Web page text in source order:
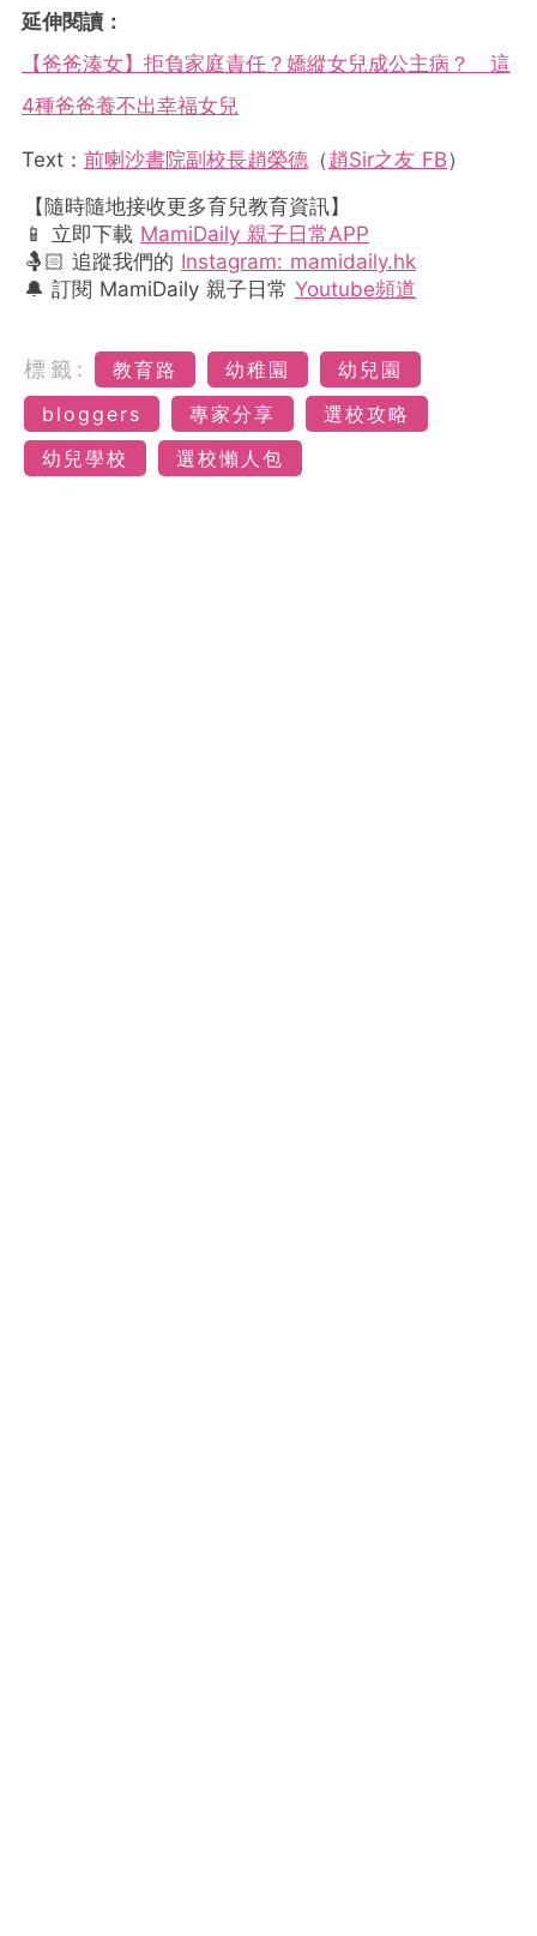
延伸閱讀：
【爸爸湊女】拒負家庭責任？嬌縱女兒成公主病？ 這
4種爸爸養不出幸福女兒
Text： 前喇沙書院副校長趙榮德 （趙Sir之友 FB）
【隨時隨地接收更多育兒教育資訊】
📱 立即下載 MamiDaily 親子日常APP
🤱🏻 追蹤我們的 Instagram: mamidaily.hk
🔔 訂閱 MamiDaily 親子日常 Youtube頻道
標籤: 教育路 幼稚園
幼兒園
bloggers
專家分享
選校攻略
幼兒學校
選校懶人包